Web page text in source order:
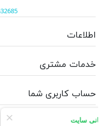
اطلاعات
خدمات مشتری
حساب کاربری شما